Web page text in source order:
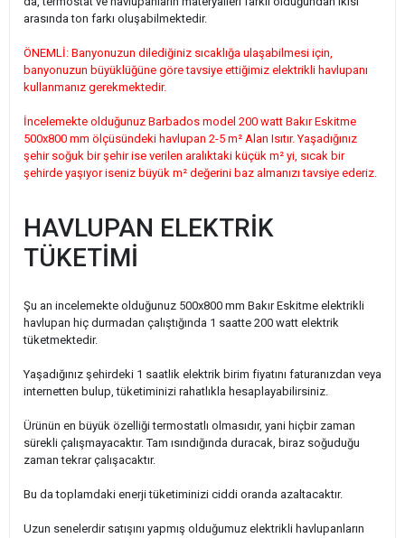
arasında ton farkı oluşabilmektedir.
ÖNEMLİ: Banyonuzun dilediğiniz sıcaklığa ulaşabilmesi için,
banyonuzun büyüklüğüne göre tavsiye ettiğimiz elektrikli havlupanı
kullanmanız gerekmektedir.
İncelemekte olduğunuz Barbados model 200 watt Bakır Eskitme
500x800 mm ölçüsündeki havlupan 2-5 m² Alan Isıtır. Yaşadığınız
şehir soğuk bir şehir ise verilen aralıktaki küçük m² yi, sıcak bir
şehirde yaşıyor iseniz büyük m² değerini baz almanızı tavsiye ederiz.
HAVLUPAN ELEKTRİK
TÜKETİMİ
Şu an incelemekte olduğunuz 500x800 mm Bakır Eskitme elektrikli
havlupan hiç durmadan çalıştığında 1 saatte 200 watt elektrik
tüketmektedir.
Yaşadığınız şehirdeki 1 saatlik elektrik birim fiyatını faturanızdan veya
internetten bulup, tüketiminizi rahatlıkla hesaplayabilirsiniz.
Ürünün en büyük özelliği termostatlı olmasıdır, yani hiçbir zaman
sürekli çalışmayacaktır. Tam ısındığında duracak, biraz soğuduğu
zaman tekrar çalışacaktır.
Bu da toplamdaki enerji tüketiminizi ciddi oranda azaltacaktır.
Uzun senelerdir satışını yapmış olduğumuz elektrikli havlupanların